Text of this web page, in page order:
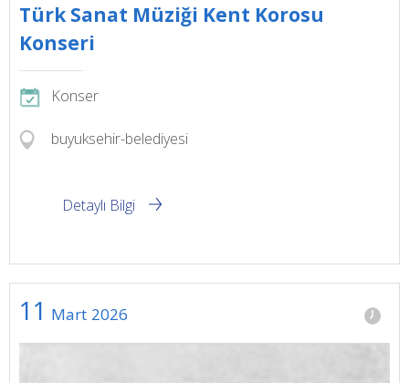
Türk Sanat Müziği Kent Korosu
Konseri
Konser
buyuksehir-belediyesi
Detaylı Bilgi
11 Mart 2026